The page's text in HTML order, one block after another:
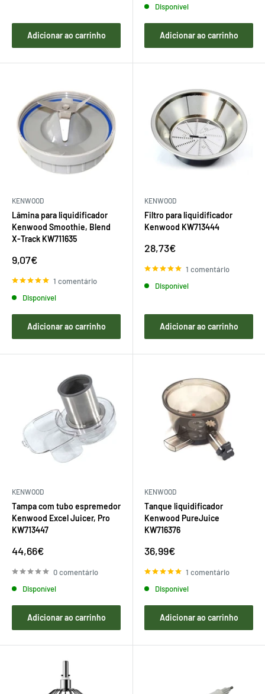
Adicionar ao carrinho
Disponível
Adicionar ao carrinho
KENWOOD
Lâmina para liquidificador
Kenwood Smoothie, Blend
X-Track KW711635
Preço
venda
9,07€
1 comentário
Disponível
Adicionar ao carrinho
KENWOOD
Filtro para liquidificador
Kenwood KW713444
Preço
venda
28,73€
1 comentário
Disponível
Adicionar ao carrinho
KENWOOD
Tampa com tubo espremedor
Kenwood Excel Juicer, Pro
KW713447
Preço
venda
44,66€
0 comentário
Disponível
Adicionar ao carrinho
KENWOOD
Tanque liquidificador
Kenwood PureJuice
KW716376
Preço
venda
36,99€
1 comentário
Disponível
Adicionar ao carrinho